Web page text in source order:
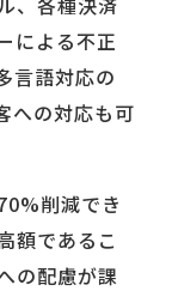
による不正
言語対応の
への対応も可
削減でき
額であるこ
の配慮が課